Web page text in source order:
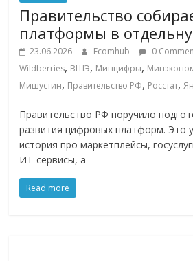
Правительство
платформы в
23.06.2026 Ecomhub 0
Wildberries, ВШЭ, Минцифры,
Мишустин, Правительство РФ, Росстат,
Правительство РФ поручило
развития цифровых платформ. Это
история про маркетплейсы,
ИТ-сервисы, а
Read more